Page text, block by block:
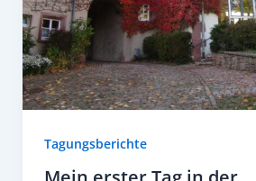
Tagungsberichte